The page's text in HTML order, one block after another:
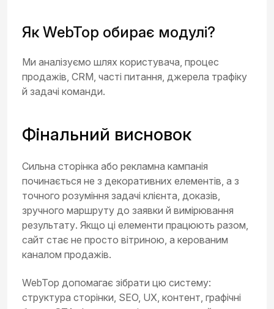
Як WebTop обирає модулі?
Ми аналізуємо шлях користувача, процес
продажів, CRM, часті питання, джерела трафіку
й задачі команди.
Фінальний висновок
Сильна сторінка або рекламна кампанія
починається не з декоративних елементів, а з
точного розуміння задачі клієнта, доказів,
зручного маршруту до заявки й вимірювання
результату. Якщо ці елементи працюють разом,
сайт стає не просто вітриною, а керованим
каналом продажів.
WebTop допомагає зібрати цю систему:
структура сторінки, SEO, UX, контент, графічні